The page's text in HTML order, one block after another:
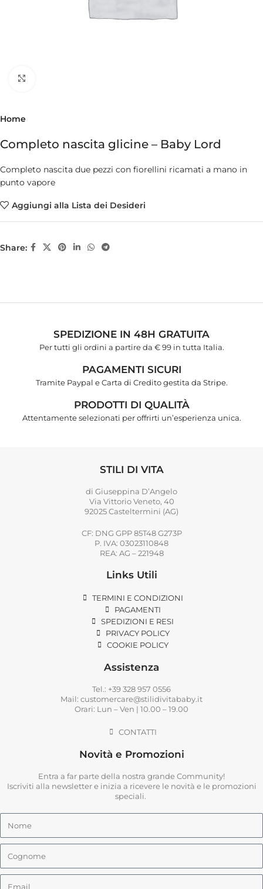
Home
Completo nascita glicine – Baby Lord
Completo nascita due pezzi con fiorellini ricamati a mano in
punto vapore
Aggiungi alla Lista dei Desideri
Share:
SPEDIZIONE IN 48H GRATUITA
Per tutti gli ordini a partire da € 99 in tutta Italia.
PAGAMENTI SICURI
Tramite Paypal e Carta di Credito gestita da Stripe.
PRODOTTI DI QUALITÀ
Attentamente selezionati per offrirti un’esperienza unica.
STILI DI VITA
di Giuseppina D’Angelo
Via Vittorio Veneto, 40
92025 Casteltermini (AG)
CF: DNG GPP 85T48 G273P
P. IVA: 03023110848
REA: AG – 221948
Links Utili
TERMINI E CONDIZIONI
PAGAMENTI
SPEDIZIONI E RESI
PRIVACY POLICY
COOKIE POLICY
Assistenza
Tel.: +39 328 957 0556
Mail: customercare@stilidivitababy.it
Orari: Lun – Ven | 10.00 – 19.00
CONTATTI
Novità e Promozioni
Entra a far parte della nostra grande Community!
Iscriviti alla newsletter e inizia a ricevere le novità e le promozioni
speciali.